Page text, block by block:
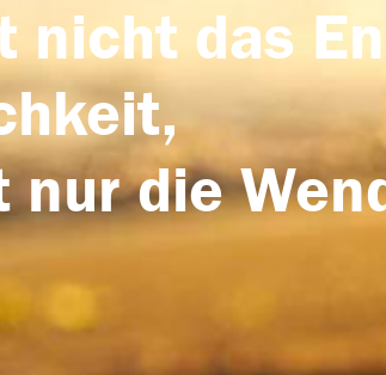
nicht das
nur die